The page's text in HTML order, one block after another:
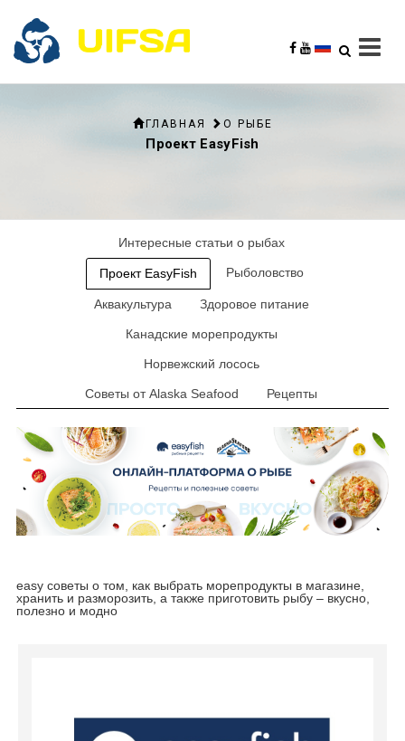
ГЛАВНАЯ О РЫБЕ
Проект EasyFish
Интересные статьи о рыбах
Проект EasyFish Рыболовство
Аквакультура Здоровое питание
Канадские морепродукты
Норвежский лосось
Советы от Alaska Seafood Рецепты
easy советы о том, как выбрать морепродукты в магазине,
хранить и разморозить, а также приготовить рыбу – вкусно,
полезно и модно